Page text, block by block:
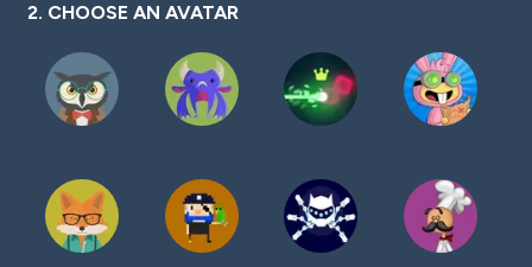
2. CHOOSE AN AVATAR